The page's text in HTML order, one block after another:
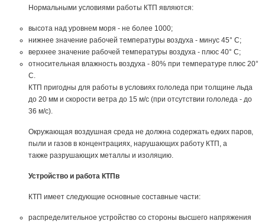
Нормальными условиями работы КТП являются:
высота над уровнем моря - не более 1000;
нижнее значение рабочей температуры воздуха - минус 45° С;
верхнее значение рабочей температуры воздуха - плюс 40° С;
относительная влажность воздуха - 80% при температуре плюс 20°
С.
КТП пригодны для работы в условиях гололеда при толщине льда
до 20 мм и скорости ветра до 15 м/с (при отсутствии гололеда - до
36 м/с).
Окружающая воздушная среда не должна содержать едких паров,
пыли и газов в концентрациях, нарушающих работу КТП, а
также разрушающих металлы и изоляцию.
Устройство и работа КТПв
КТП имеет следующие основные составные части:
распределительное устройство со стороны высшего напряжения